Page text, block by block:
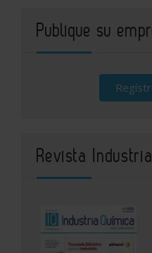
Publique su
Revista